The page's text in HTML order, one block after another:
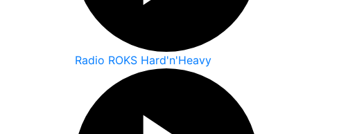
Radio ROKS Hard'n'Heavy